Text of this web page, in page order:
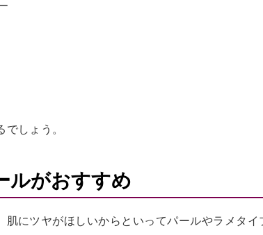
しょう。
ルがおすすめ
にツヤがほしいからといってパールやラメタイ